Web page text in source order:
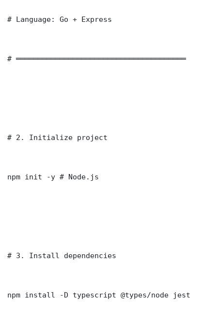
# Language: Go + Express
# ═══════════════════════════════════════
# 2. Initialize project
npm init -y # Node.js
# 3. Install dependencies
npm install -D typescript @types/node jest